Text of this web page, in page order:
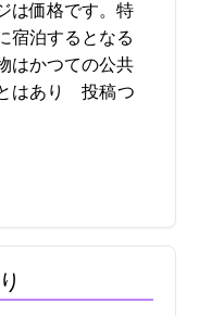
は価格です。特
宿泊するとなる
はかつての公共
11-24 20:30:45投稿つ